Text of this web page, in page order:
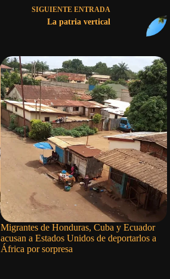
SIGUIENTE ENTRADA
La patria vertical
Migrantes de Honduras, Cuba y Ecuador
acusan a Estados Unidos de deportarlos a
África por sorpresa